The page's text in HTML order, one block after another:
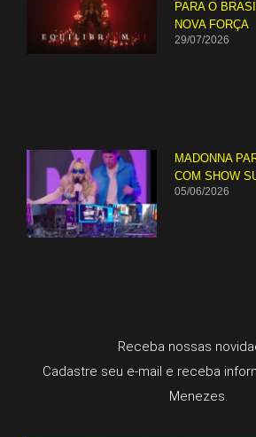
PARA O
NOVA FORÇA
29/07/2026
MADONNA
COM SHOW
05/06/2026
Receba nossas
Cadastre seu e-mail e receba
Menezes.